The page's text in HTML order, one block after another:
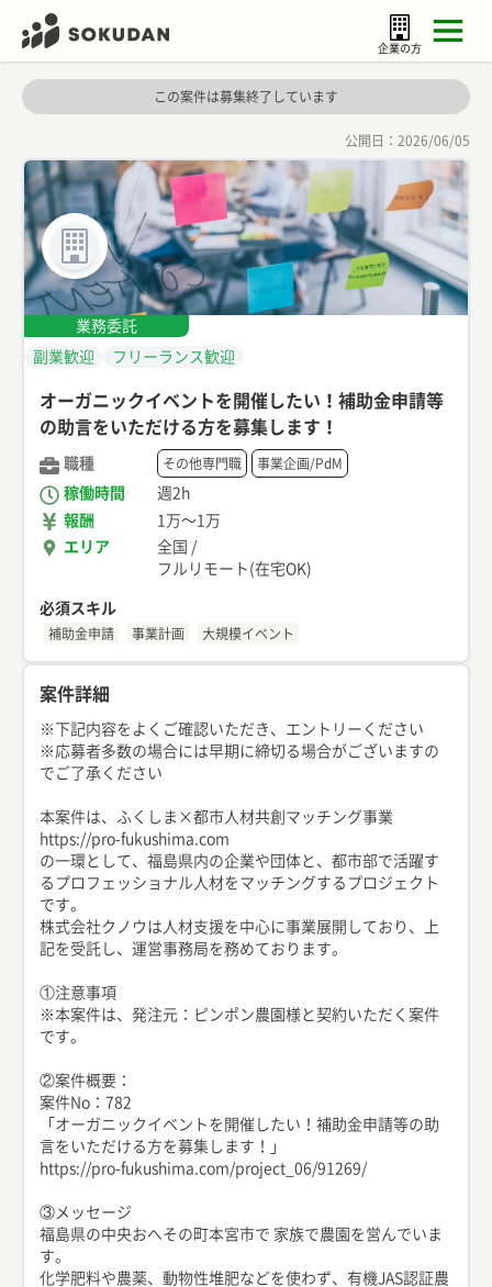
企業の方
この案件は募集終了しています
公開日： 2026/06/05
業務委託
副業歓迎
フリーランス歓迎
オーガニックイベントを開催したい！補助金申請等
の助言をいただける方を募集します！
職種 その他専門職 事業企画/PdM
稼働時間
週2h
報酬
1万〜1万
エリア
全国 /
フルリモート(在宅OK)
必須スキル
補助金申請 事業計画 大規模イベント
案件詳細
※下記内容をよくご確認いただき、エントリーください
※応募者多数の場合には早期に締切る場合がございますの
でご了承ください
本案件は、ふくしま×都市人材共創マッチング事業
https://pro-fukushima.com
の一環として、福島県内の企業や団体と、都市部で活躍す
るプロフェッショナル人材をマッチングするプロジェクト
です。
株式会社クノウは人材支援を中心に事業展開しており、上
記を受託し、運営事務局を務めております。
①注意事項
※本案件は、発注元：ピンポン農園様と契約いただく案件
です。
②案件概要：
案件No：782
「オーガニックイベントを開催したい！補助金申請等の助
言をいただける方を募集します！」
https://pro-fukushima.com/project_06/91269/
③メッセージ
福島県の中央おへその町本宮市で 家族で農園を営んでいま
す。
化学肥料や農薬、動物性堆肥などを使わず、有機JAS認証農